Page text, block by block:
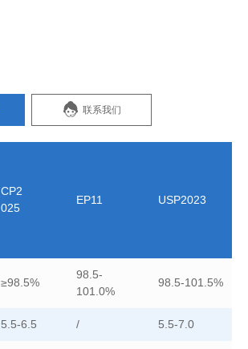
联系我们
CP2
025
EP11 USP2023
≥98.5%
98.5-
101.0%
98.5-101.5%
5.5-6.5 / 5.5-7.0